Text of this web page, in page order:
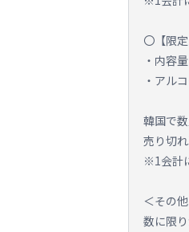
〇【限
・内容
・アル
韓国で
売り切
※1会計
＜その
数に限